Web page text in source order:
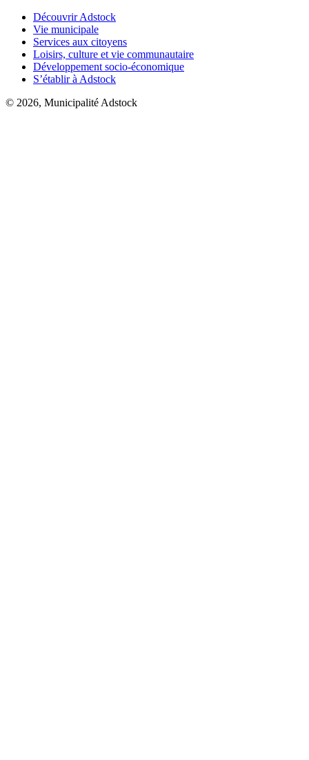
Découvrir Adstock
Vie municipale
Services aux citoyens
Loisirs, culture et vie communautaire
Développement socio-économique
S’établir à Adstock
© 2026, Municipalité Adstock